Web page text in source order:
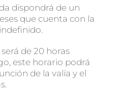
dispondrá de un
que cuenta con la
de 20 horas
este horario podrá
de la valía y el